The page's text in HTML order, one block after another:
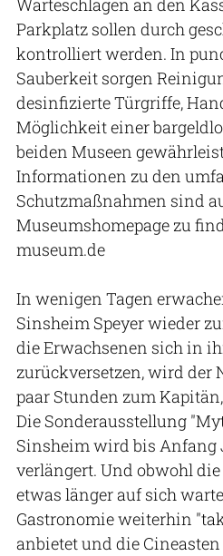
Warteschlagen an den
Parkplatz sollen durch
kontrolliert werden. In
Sauberkeit sorgen
desinfizierte Türgriffe,
Möglichkeit einer
beiden Museen
Informationen zu den
Schutzmaßnahmen sind
Museumshomepage zu
museum.de
In wenigen Tagen
Sinsheim Speyer wieder
die Erwachsenen sich in
zurückversetzen, wird der
paar Stunden zum
Die Sonderausstellung
Sinsheim wird bis Anfang
verlängert. Und obwohl
etwas länger auf sich
Gastronomie weiterhin
anbietet und die